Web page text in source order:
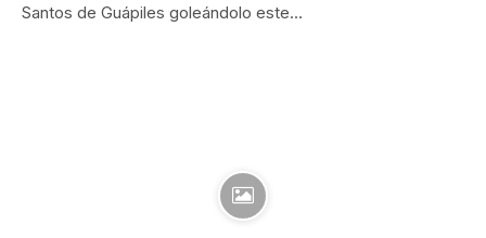
Santos de Guápiles goleándolo este…